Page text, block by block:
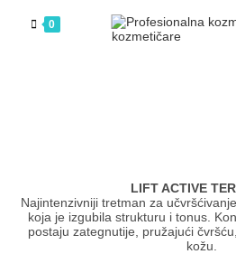
0
LIFT ACTIVE
Najintenzivniji tretman za
koja je izgubila strukturu i tonus.
postaju zategnutije, pružajući
kožu.